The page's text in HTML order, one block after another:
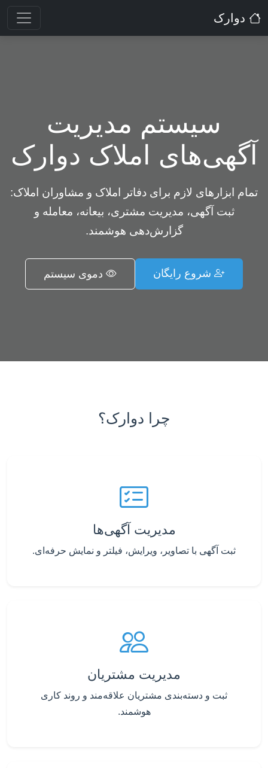
دوارک
سیستم مدیریت
آگهی‌های املاک دوارک
تمام ابزارهای لازم برای دفاتر املاک و مشاوران املاک:
ثبت آگهی، مدیریت مشتری، بیعانه، معامله و
گزارش‌دهی هوشمند.
شروع رایگان دموی سیستم
چرا دوارک؟
مدیریت آگهی‌ها
ثبت آگهی با تصاویر، ویرایش، فیلتر و نمایش حرفه‌ای.
مدیریت مشتریان
ثبت و دسته‌بندی مشتریان علاقه‌مند و روند کاری
هوشمند.